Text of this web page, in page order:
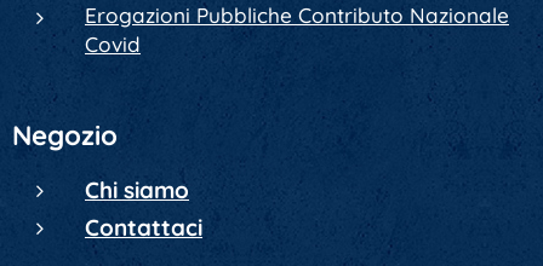
Erogazioni Pubbliche Contributo Nazionale
Covid
Negozio
Chi siamo
Contattaci